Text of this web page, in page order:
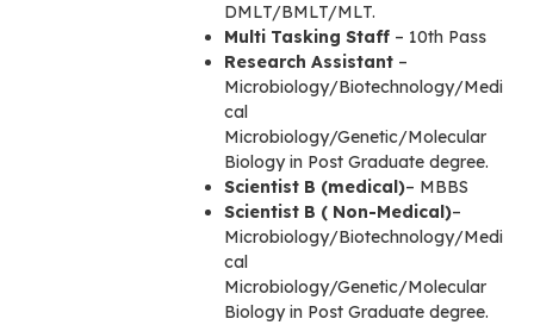
DMLT/BMLT/MLT.
Multi Tasking Staff – 10th Pass
Research Assistant –
Microbiology/Biotechnology/Medi
cal
Microbiology/Genetic/Molecular
Biology in Post Graduate degree.
Scientist B (medical)– MBBS
Scientist B ( Non-Medical)–
Microbiology/Biotechnology/Medi
cal
Microbiology/Genetic/Molecular
Biology in Post Graduate degree.